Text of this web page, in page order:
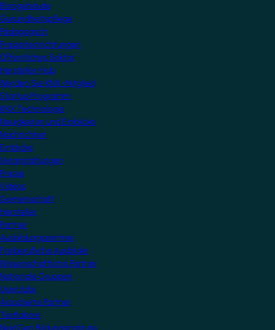
Bürogebäude
Gesundheitspflege
Pädagogisch
Freizeiteinrichtungen
Öffentliches Sektor
Hersteller-Hub
Werden Sie KNX-Mitglied
Startup Programm
KNX Technologie
Neuigkeiten und Einblicke
Nachrichten
Einblicke
Veranstaltungen
Presse
Videos
Gemeinschaft
Hersteller
Partner
Ausbildungszentren
Freiberufliche Ausbilder
Wissenschaftliche Partner
Nationale Gruppen
Userclubs
Assoziierte Partner
Testlabore
NextGen Bildungsinstitute